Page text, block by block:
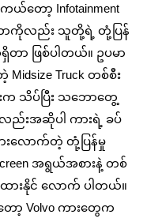
ယ်တော့ Infotainment
ာကိုလည်း သူတို့ရဲ့ တုံ့ပြန်
ာ ဖြစ်ပါတယ်။ ဥပမာ
Midsize Truck တစ်စီး
းက သိပ်ပြီး သဘောတွေ့
လည်းအဆိုပါ ကားရဲ့ ခပ်
းလောက်တဲ့ တုံ့ပြန်မှု
အရွယ်အစားနဲ့ တစ်
ထားနိုင် လောက် ပါတယ်။
ာ့ Volvo ကားတွေက